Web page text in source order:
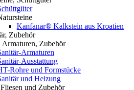
Kanfanar® Kalkstein aus Kroatien
Zubehör
Armaturen, Zubehör
Armaturen
Ausstattung
Rohre und Formstücke
und Heizung
und Zubehör